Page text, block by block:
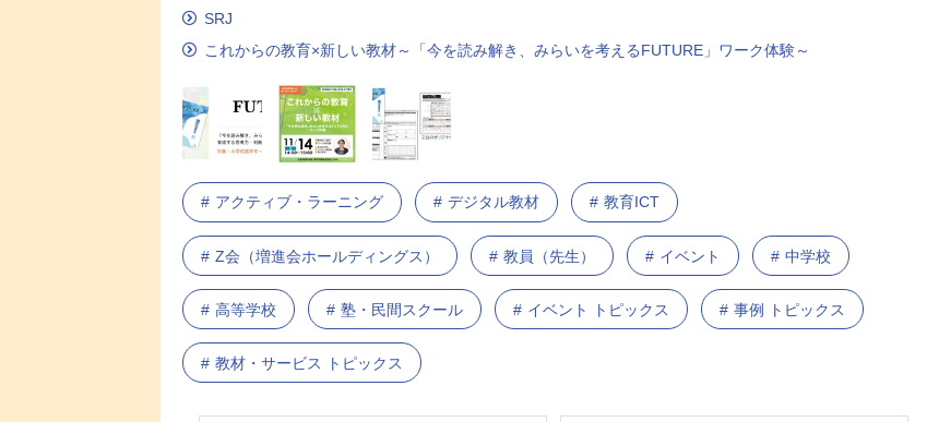
SRJ
これからの教育×新しい教材～「今を読み解き、みらいを考えるFUTURE」ワーク体験～
アクティブ・ラーニング デジタル教材 教育ICT
Z会（増進会ホールディングス） 教員（先生） イベント 中学校
高等学校 塾・民間スクール イベント トピックス 事例 トピックス
教材・サービス トピックス